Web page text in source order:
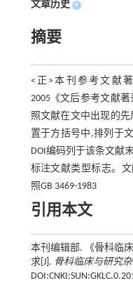
文章历史 +
摘要
<正>本刊参考文献
2005《文后参考文献
照文献在文中出现的
置于方括号中,排列于
DOI编码列于该条文献
标注文献类型标志。
照GB 3469-1983
引用本文
本刊编辑部. 《骨科临
求[J]. 骨科临床与研究